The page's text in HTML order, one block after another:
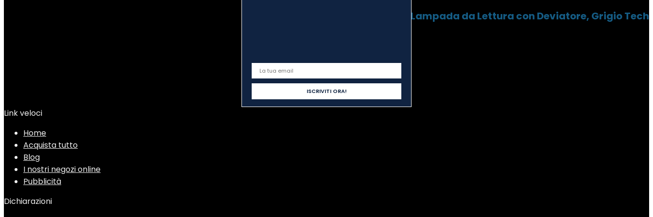
BTicino Axolute Lampada da Lettura con Deviatore, Grigio Tech
Link veloci
Home
Acquista tutto
Blog
I nostri negozi online
Pubblicità
Dichiarazioni